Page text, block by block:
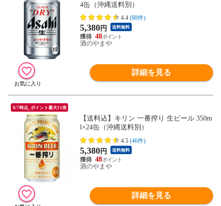
4缶（沖縄送料別）
4.4 (88件)
5,380円 送料無料
48
酒のやまや
詳細を見る
8/7時点_ポイント最大11倍
【送料込】キリン 一番搾り 生ビール 350m
l×24缶（沖縄送料別）
4.5 (46件)
5,380円 送料無料
48
酒のやまや
詳細を見る